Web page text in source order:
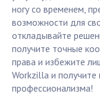
ногу со временем,
возможности для
откладывайте
получите точные
права и избежите
Workzilla и
профессионализма!